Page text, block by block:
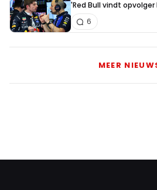
'Red Bull vindt
6
MEER